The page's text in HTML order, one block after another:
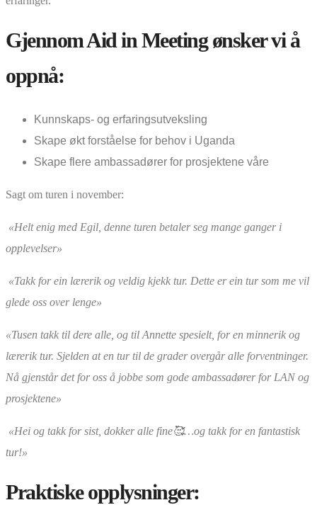
Gjennom Aid in Meeting ønsker vi å
oppnå:
Kunnskaps- og erfaringsutveksling
Skape økt forståelse for behov i Uganda
Skape flere ambassadører for prosjektene våre
Sagt om turen i november:
«Helt enig med Egil, denne turen betaler seg mange ganger i
opplevelser»
«Takk for ein lærerik og veldig kjekk tur. Dette er ein tur som me vil
glede oss over lenge»
«Tusen takk til dere alle, og til Annette spesielt, for en minnerik og
lærerik tur. Sjelden at en tur til de grader overgår alle forventninger.
Nå gjenstår det for oss å jobbe som gode ambassadører for LAN og
prosjektene»
«Hei og takk for sist, dokker alle fine🥰…og takk for en fantastisk
tur!»
Praktiske opplysninger: